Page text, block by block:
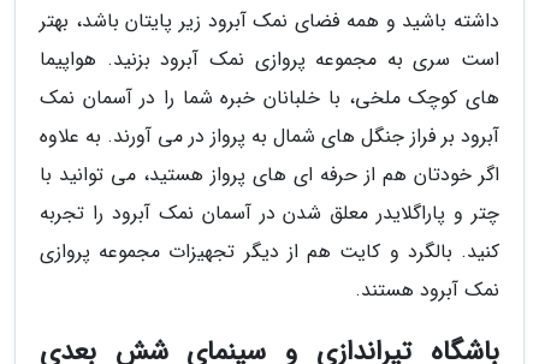
داشته باشید و همه فضای نمک آبرود زیر پایتان باشد، بهتر
است سری به مجموعه پروازی نمک آبرود بزنید. هواپیما
های کوچک ملخی، با خلبانان خبره شما را در آسمان نمک
آبرود بر فراز جنگل های شمال به پرواز در می آورند. به علاوه
اگر خودتان هم از حرفه ای های پرواز هستید، می توانید با
چتر و پاراگلایدر معلق شدن در آسمان نمک آبرود را تجربه
کنید. بالگرد و کایت هم از دیگر تجهیزات مجموعه پروازی
نمک آبرود هستند.
باشگاه تیراندازی و سینمای شش بعدی